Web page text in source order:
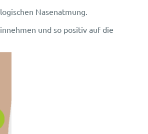
Nasenatmung.
und so positiv auf die